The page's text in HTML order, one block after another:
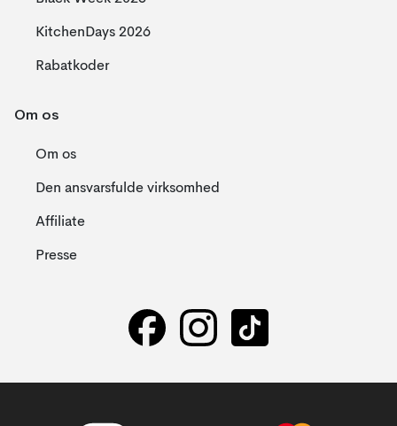
KitchenDays 2026
Rabatkoder
Om os
Om os
Den ansvarsfulde virksomhed
Affiliate
Presse